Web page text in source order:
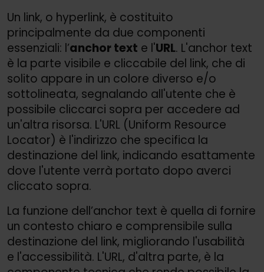
Un link, o hyperlink, è costituito
principalmente da due componenti
essenziali: l’anchor text e l'URL. L'anchor text
è la parte visibile e cliccabile del link, che di
solito appare in un colore diverso e/o
sottolineata, segnalando all'utente che è
possibile cliccarci sopra per accedere ad
un'altra risorsa. L'URL (Uniform Resource
Locator) è l'indirizzo che specifica la
destinazione del link, indicando esattamente
dove l'utente verrà portato dopo averci
cliccato sopra.
La funzione dell’anchor text è quella di fornire
un contesto chiaro e comprensibile sulla
destinazione del link, migliorando l'usabilità
e l'accessibilità. L'URL, d'altra parte, è la